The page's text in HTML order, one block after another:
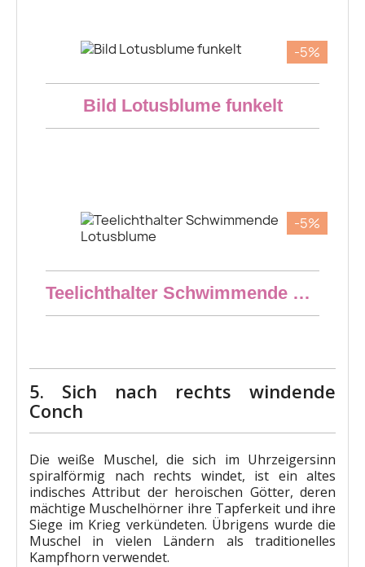
-5%
Bild Lotusblume funkelt
-5%
Teelichthalter Schwimmende Lotusblume
5. Sich nach rechts windende
Conch
Die weiße Muschel, die sich im Uhrzeigersinn
spiralförmig nach rechts windet, ist ein altes
indisches Attribut der heroischen Götter, deren
mächtige Muschelhörner ihre Tapferkeit und ihre
Siege im Krieg verkündeten. Übrigens wurde die
Muschel in vielen Ländern als traditionelles
Kampfhorn verwendet.